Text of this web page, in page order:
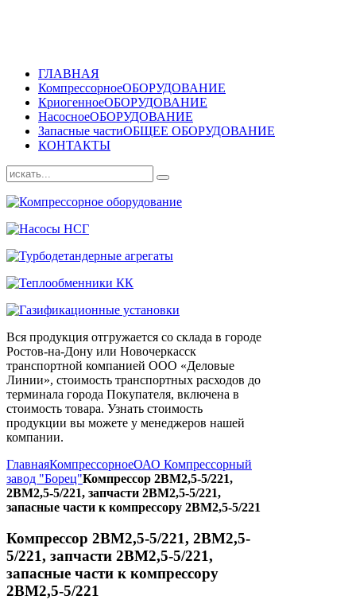
ГЛАВНАЯ
КомпрессорноеОБОРУДОВАНИЕ
КриогенноеОБОРУДОВАНИЕ
НасосноеОБОРУДОВАНИЕ
Запасные частиОБЩЕЕ ОБОРУДОВАНИЕ
КОНТАКТЫ
Вся продукция отгружается со склада в городе
Ростов-на-Дону или Новочеркасск
транспортной компанией ООО «Деловые
Линии», стоимость транспортных расходов до
терминала города Покупателя, включена в
стоимость товара. Узнать стоимость
продукции вы можете у менеджеров нашей
компании.
ГлавнаяКомпрессорноеОАО Компрессорный
завод "Борец"Компрессор 2ВМ2,5-5/221,
2ВМ2,5-5/221, запчасти 2ВМ2,5-5/221,
запасные части к компрессору 2ВМ2,5-5/221
Компрессор 2ВМ2,5-5/221, 2ВМ2,5-
5/221, запчасти 2ВМ2,5-5/221,
запасные части к компрессору
2ВМ2,5-5/221